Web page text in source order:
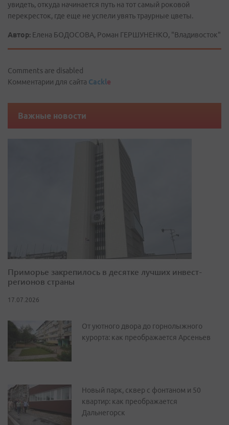
увидеть, откуда начинается путь на тот самый роковой
перекресток, где еще не успели увять траурные цветы.
Автор: Елена БОДОСОВА, Роман ГЕРШУНЕНКО, "Владивосток"
Comments are disabled
Комментарии для сайта Cackle
Важные новости
Приморье закрепилось в десятке лучших инвест-
регионов страны
17.07.2026
От уютного двора до горнолыжного
курорта: как преображается Арсеньев
Новый парк, сквер с фонтаном и 50
квартир: как преображается
Дальнегорск